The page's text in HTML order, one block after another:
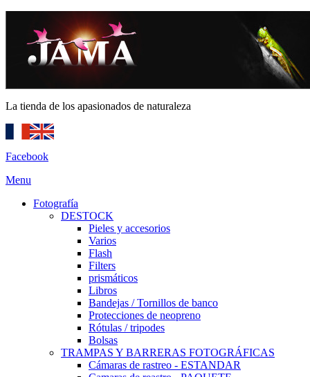
La tienda de los apasionados de naturaleza
Facebook
Menu
Fotografía
DESTOCK
Pieles y accesorios
Varios
Flash
Filters
prismáticos
Libros
Bandejas / Tornillos de banco
Protecciones de neopreno
Rótulas / tripodes
Bolsas
TRAMPAS Y BARRERAS FOTOGRÁFICAS
Cámaras de rastreo - ESTANDAR